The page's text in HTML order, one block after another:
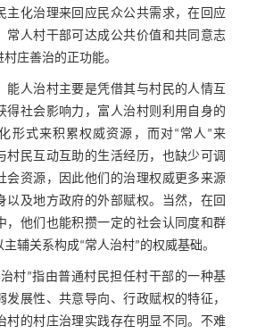
主化治理来回应民众公共需求，在回应
常人村干部可达成公共价值和共同意志
庄善治的正功能。
能人治村主要是凭借其与村民的人情互
得社会影响力，富人治村则利用自身的
形式来积累权威资源，而对“常人”来
村民互动互助的生活经历，也缺少可调
会资源，因此他们的治理权威更多来源
以及地方政府的外部赋权。当然，在回
，他们也能积攒一定的社会认同度和群
辅关系构成“常人治村”的权威基础。
村”指由普通村民担任村干部的一种基
发展性、共意导向、行政赋权的特征，
村的村庄治理实践存在明显不同。不难